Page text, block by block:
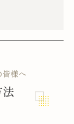
皆様へ
法